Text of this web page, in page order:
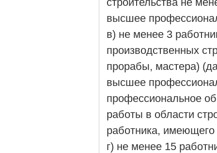
высшее
в) не менее 3
производственных
прорабы, мастера)
высшее
профессиональное
работы в области
работника,
г) не менее 15